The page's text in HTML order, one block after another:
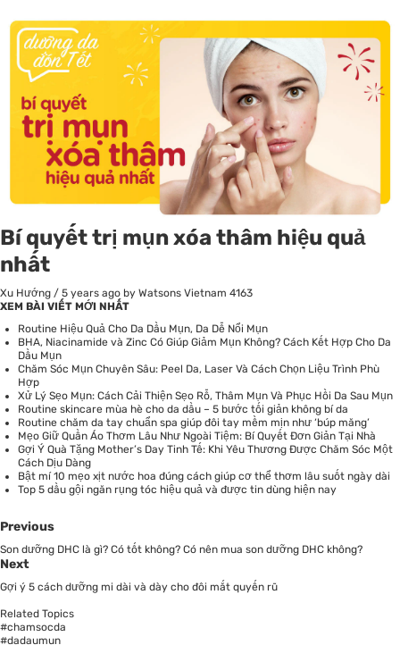
Bí quyết trị mụn xóa thâm hiệu quả
nhất
Xu Hướng / 5 years ago by Watsons Vietnam 4163
XEM BÀI VIẾT MỚI NHẤT
Routine Hiệu Quả Cho Da Dầu Mụn, Da Dễ Nổi Mụn
BHA, Niacinamide và Zinc Có Giúp Giảm Mụn Không? Cách Kết Hợp Cho Da
Dầu Mụn
Chăm Sóc Mụn Chuyên Sâu: Peel Da, Laser Và Cách Chọn Liệu Trình Phù
Hợp
Xử Lý Sẹo Mụn: Cách Cải Thiện Sẹo Rỗ, Thâm Mụn Và Phục Hồi Da Sau Mụn
Routine skincare mùa hè cho da dầu – 5 bước tối giản không bí da
Routine chăm da tay chuẩn spa giúp đôi tay mềm mịn như ‘búp măng’
Mẹo Giữ Quần Áo Thơm Lâu Như Ngoài Tiệm: Bí Quyết Đơn Giản Tại Nhà
Gợi Ý Quà Tặng Mother’s Day Tinh Tế: Khi Yêu Thương Được Chăm Sóc Một
Cách Dịu Dàng
Bật mí 10 mẹo xịt nước hoa đúng cách giúp cơ thể thơm lâu suốt ngày dài
Top 5 dầu gội ngăn rụng tóc hiệu quả và được tin dùng hiện nay
Previous
Son dưỡng DHC là gì? Có tốt không? Có nên mua son dưỡng DHC không?
Next
Gợi ý 5 cách dưỡng mi dài và dày cho đôi mắt quyến rũ
Related Topics
#chamsocda
#dadaumun